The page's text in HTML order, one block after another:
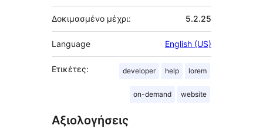
Δοκιμασμένο μέχρι: 5.2.25
Language English (US)
Ετικέτες: developer help lorem
on-demand website
Αξιολογήσεις